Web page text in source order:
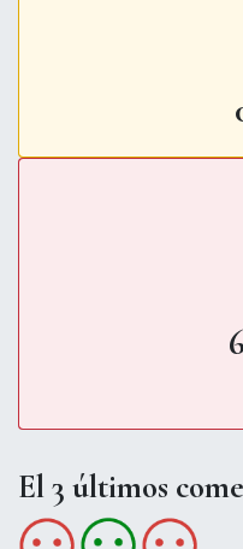
El 3 últimos